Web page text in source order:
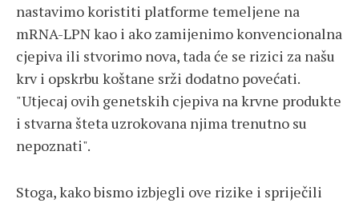
nastavimo koristiti platforme temeljene na
mRNA-LPN kao i ako zamijenimo konvencionalna
cjepiva ili stvorimo nova, tada će se rizici za našu
krv i opskrbu koštane srži dodatno povećati.
"Utjecaj ovih genetskih cjepiva na krvne produkte
i stvarna šteta uzrokovana njima trenutno su
nepoznati".
Stoga, kako bismo izbjegli ove rizike i spriječili